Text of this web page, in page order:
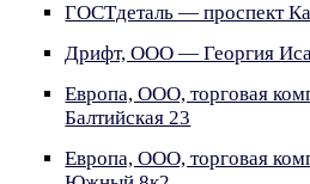
ГОСТдеталь — проспект
Дрифт, ООО — Георгия
Европа, ООО, торговая
Балтийская 23
Европа, ООО, торговая